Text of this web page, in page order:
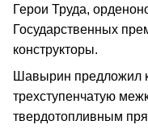
Герои Труда,
Государственных
конструкторы.
Шавырин предложил
трехступенчатую
твердотопливным